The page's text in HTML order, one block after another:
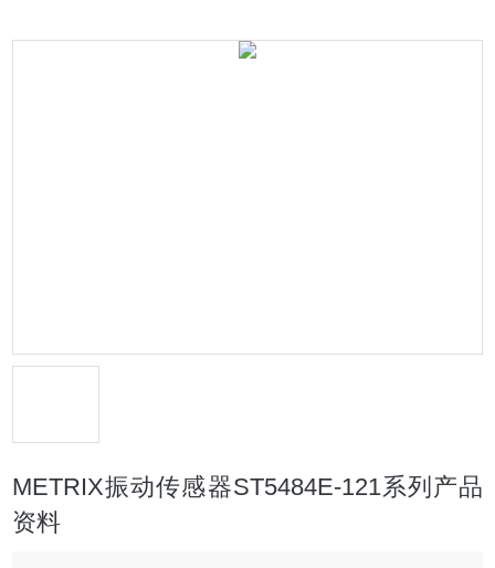
METRIX振动传感器ST5484E-121系列产品
资料